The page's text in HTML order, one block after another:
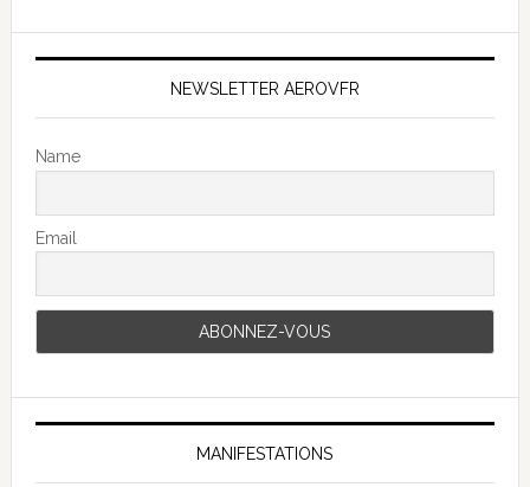
NEWSLETTER AEROVFR
Name
Email
MANIFESTATIONS